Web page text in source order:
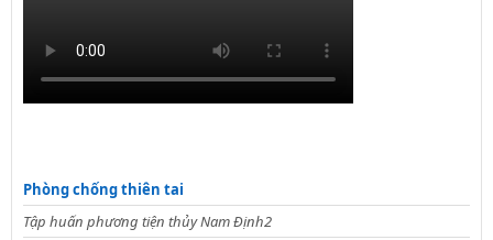
Phòng chống thiên tai
Tập huấn phương tiện thủy Nam Định2